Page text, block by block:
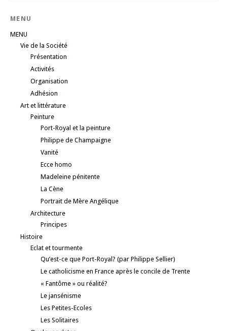
MENU
MENU
Vie de la Société
Présentation
Activités
Organisation
Adhésion
Art et littérature
Peinture
Port-Royal et la peinture
Philippe de Champaigne
Vanité
Ecce homo
Madeleine pénitente
La Cène
Portrait de Mère Angélique
Architecture
Principes
Histoire
Eclat et tourmente
Qu’est-ce que Port-Royal? (par Philippe Sellier)
Le catholicisme en France après le concile de Trente
« Fantôme » ou réalité?
Le jansénisme
Les Petites-Ecoles
Les Solitaires